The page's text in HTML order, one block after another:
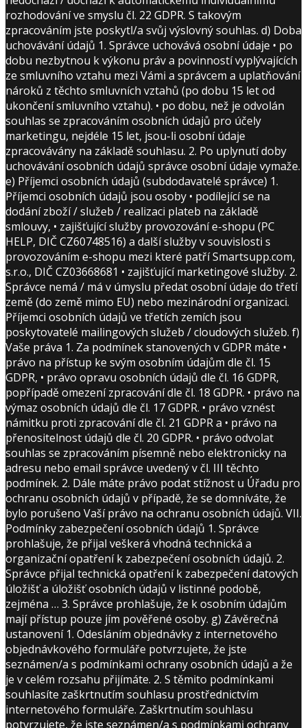
rozhodování ve smyslu čl. 22 GDPR. S takovým
zpracováním jste poskytl/a svůj výslovný souhlas. d) Doba
uchovávání údajů 1. Správce uchovává osobní údaje • po
dobu nezbytnou k výkonu práv a povinností vyplývajících
ze smluvního vztahu mezi Vámi a správcem a uplatňování
nároků z těchto smluvních vztahů (po dobu 15 let od
ukončení smluvního vztahu). • po dobu, než je odvolán
souhlas se zpracováním osobních údajů pro účely
marketingu, nejdéle 15 let, jsou-li osobní údaje
zpracovávány na základě souhlasu. 2. Po uplynutí doby
uchovávání osobních údajů správce osobní údaje vymaže.
e) Příjemci osobních údajů (subdodavatelé správce) 1.
Příjemci osobních údajů jsou osoby • podílející se na
dodání zboží / služeb / realizaci plateb na základě
smlouvy, • zajišťující služby provozování e-shopu (PC
HELP, DIČ CZ60748516) a další služby v souvislosti s
provozováním e-shopu mezi které patří Smartsupp.com,
s.r.o., DIČ CZ03668681 • zajišťující marketingové služby. 2.
Správce nemá / má v úmyslu předat osobní údaje do třetí
země (do země mimo EU) nebo mezinárodní organizaci.
Příjemci osobních údajů ve třetích zemích jsou
poskytovatelé mailingových služeb / cloudových služeb. f)
Vaše práva 1. Za podmínek stanovených v GDPR máte •
právo na přístup ke svým osobním údajům dle čl. 15
GDPR, • právo opravu osobních údajů dle čl. 16 GDPR,
popřípadě omezení zpracování dle čl. 18 GDPR. • právo na
výmaz osobních údajů dle čl. 17 GDPR. • právo vznést
námitku proti zpracování dle čl. 21 GDPR a • právo na
přenositelnost údajů dle čl. 20 GDPR. • právo odvolat
souhlas se zpracováním písemně nebo elektronicky na
adresu nebo email správce uvedený v čl. III těchto
podmínek. 2. Dále máte právo podat stížnost u Úřadu pro
ochranu osobních údajů v případě, že se domníváte, že
bylo porušeno Vaší právo na ochranu osobních údajů. VII.
Podmínky zabezpečení osobních údajů 1. Správce
prohlašuje, že přijal veškerá vhodná technická a
organizační opatření k zabezpečení osobních údajů. 2.
Správce přijal technická opatření k zabezpečení datových
úložišť a úložišť osobních údajů v listinné podobě,
zejména … 3. Správce prohlašuje, že k osobním údajům
mají přístup pouze jím pověřené osoby. g) Závěrečná
ustanovení 1. Odesláním objednávky z internetového
objednávkového formuláře potvrzujete, že jste
seznámen/a s podmínkami ochrany osobních údajů a že
je v celém rozsahu přijímáte. 2. S těmito podmínkami
souhlasíte zaškrtnutím souhlasu prostřednictvím
internetového formuláře. Zaškrtnutím souhlasu
potvrzujete, že jste seznámen/a s podmínkami ochrany